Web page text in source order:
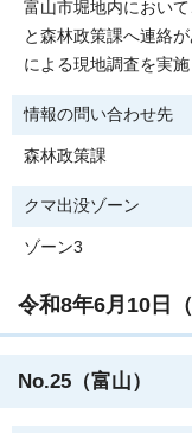
富山市堀地内におい
と森林政策課へ連絡
による現地調査を実
情報の問い合わせ先
森林政策課
クマ出没ゾーン
ゾーン3
令和8年6月10日
No.25（富山）